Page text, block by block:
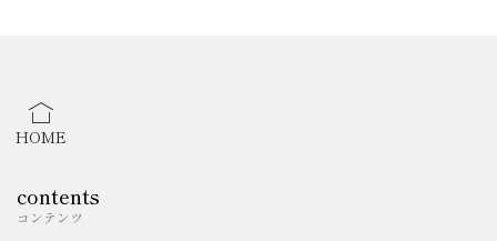
HOME
contents
コンテンツ